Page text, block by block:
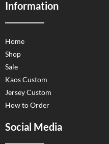
Information
Home
Shop
Sale
Kaos Custom
Jersey Custom
How to Order
Social Media